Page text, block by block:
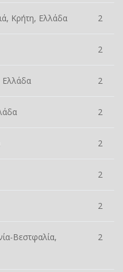
Κρήτη, Ελλάδα 2
2
2
2
2
2
2
Βεστφαλία,
2